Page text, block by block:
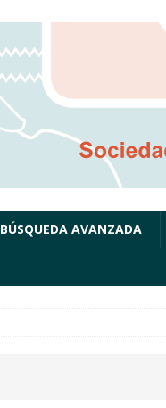
BÚSQUEDA AVANZADA